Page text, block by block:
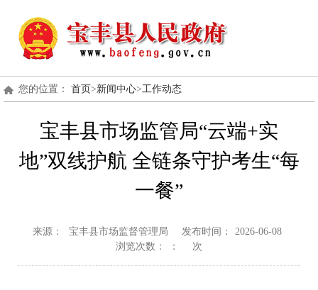
您的位置： 首页>新闻中心>工作动态
宝丰县市场监管局“云端+实
地”双线护航 全链条守护考生“每
一餐”
来源： 宝丰县市场监督管理局 发布时间：
2026-06-08
浏览次数：
： 次